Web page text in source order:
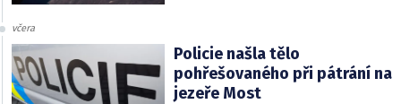
včera
Policie našla tělo
pohřešovaného při pátrání na
jezeře Most